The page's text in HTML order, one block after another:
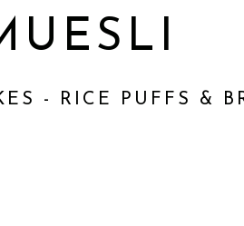
- RICE PUFFS &